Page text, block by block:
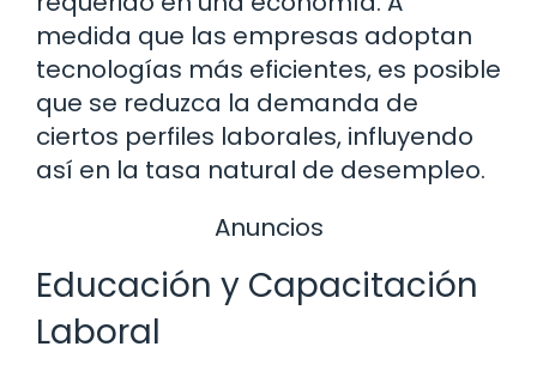
medida que las empresas adoptan
tecnologías más eficientes, es posible
que se reduzca la demanda de
ciertos perfiles laborales, influyendo
así en la tasa natural de desempleo.
Anuncios
Educación y Capacitación
Laboral